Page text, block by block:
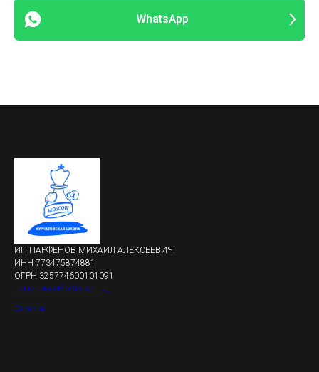
WhatsApp
ИП ПАРФЕНОВ МИХАИЛ АЛЕКСЕЕВИЧ
ИНН 773475874881
ОГРН 325774600101091
Политика обработки ПД
Оферта